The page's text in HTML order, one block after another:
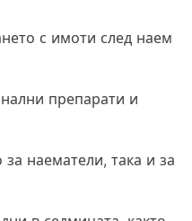
с имоти след наем
препарати и
наематели, така и за